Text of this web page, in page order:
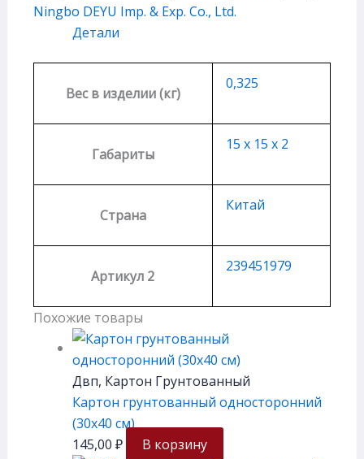
Ningbo DEYU Imp. & Exp. Co., Ltd.
Детали
Вес в изделии (кг)
0,325
Габариты
15 х 15 х 2
Страна
Китай
Артикул 2
239451979
Похожие товары
Двп, Картон Грунтованный
Картон грунтованный односторонний
(30х40 см)
145,00 ₽ В корзину